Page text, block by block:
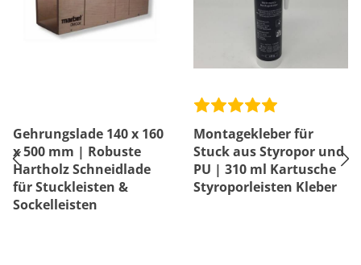
Gehrungslade 140 x 160
x 500 mm | Robuste
Hartholz Schneidlade
für Stuckleisten &
Sockelleisten
Montagekleber für
Stuck aus Styropor und
PU | 310 ml Kartusche
Styroporleisten Kleber